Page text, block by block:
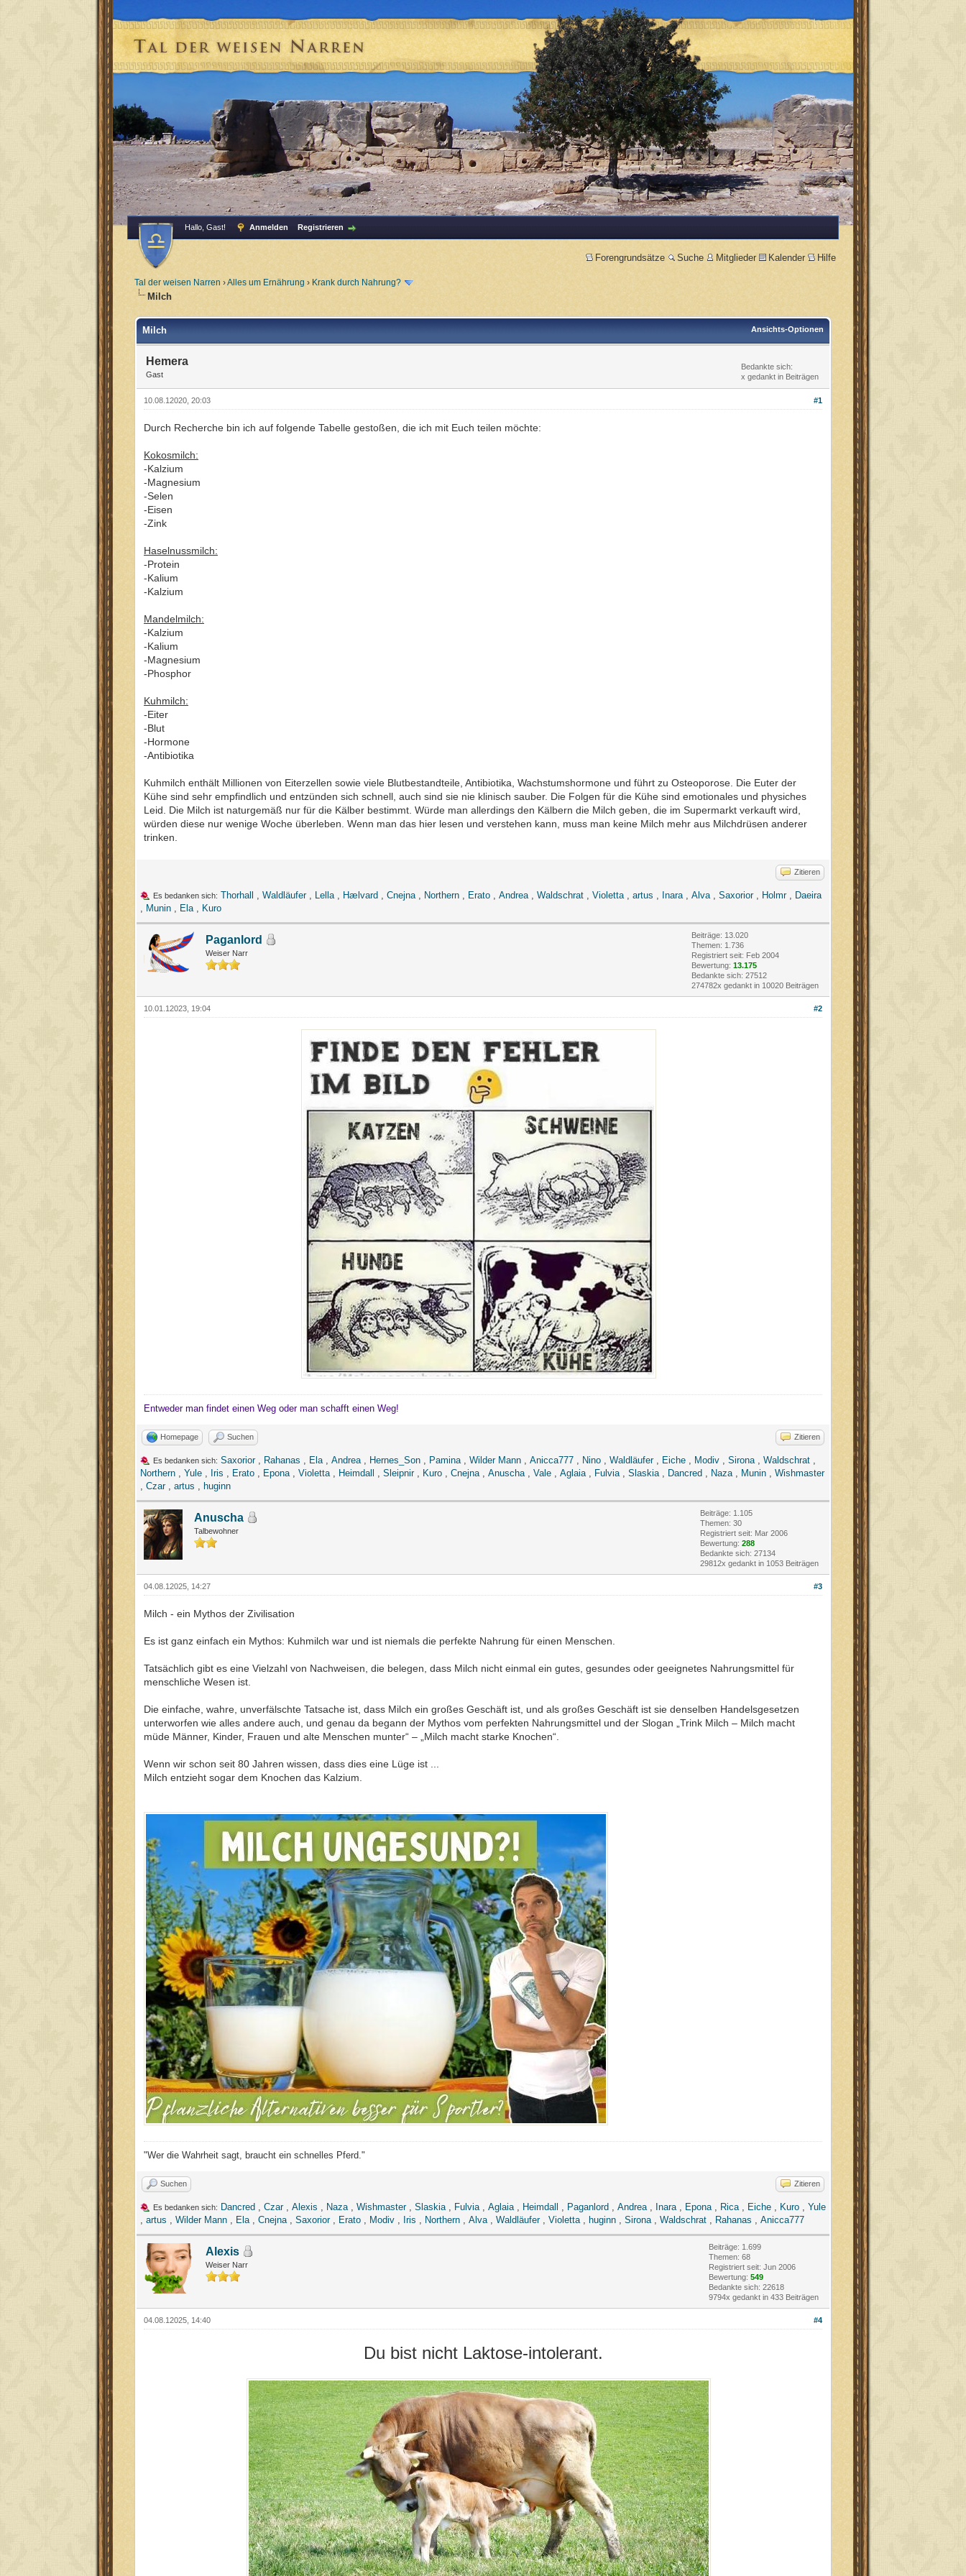
Hallo, Gast! Anmelden Registrieren
Forengrundsätze Suche Mitglieder Kalender Hilfe
Tal der weisen Narren ›Alles um Ernährung › Krank durch Nahrung?
Milch
Ansichts-Optionen
Milch
Hemera
Gast
Bedankte sich:
x gedankt in Beiträgen
#1
10.08.12020, 20:03
Durch Recherche bin ich auf folgende Tabelle gestoßen, die ich mit Euch teilen möchte:
Kokosmilch:
-Kalzium
-Magnesium
-Selen
-Eisen
-Zink
Haselnussmilch:
-Protein
-Kalium
-Kalzium
Mandelmilch:
-Kalzium
-Kalium
-Magnesium
-Phosphor
Kuhmilch:
-Eiter
-Blut
-Hormone
-Antibiotika
Kuhmilch enthält Millionen von Eiterzellen sowie viele Blutbestandteile, Antibiotika, Wachstumshormone und führt zu Osteoporose. Die Euter der
Kühe sind sehr empfindlich und entzünden sich schnell, auch sind sie nie klinisch sauber. Die Folgen für die Kühe sind emotionales und physiches
Leid. Die Milch ist naturgemäß nur für die Kälber bestimmt. Würde man allerdings den Kälbern die Milch geben, die im Supermarkt verkauft wird,
würden diese nur wenige Woche überleben. Wenn man das hier lesen und verstehen kann, muss man keine Milch mehr aus Milchdrüsen anderer
trinken.
Zitieren
Es bedanken sich: Thorhall Waldläufer, Lella Hælvard Cnejna Northern Erato Andrea Waldschrat Violetta artus Inara Alva Saxorior, Holmr,
Daeira
Munin Ela Kuro
Paganlord
Weiser Narr
Beiträge: 13.020
Themen: 1.736
Registriert seit: Feb 2004
Bewertung: 13.175
Bedankte sich: 27512
274782x gedankt in 10020 Beiträgen
#2
10.01.12023, 19:04
Entweder man findet einen Weg oder man schafft einen Weg!
Homepage Suchen Zitieren
Es bedanken sich: Saxorior, Rahanas Ela Andrea Hernes_Son Pamina Wilder Mann Anicca777 Nino Waldläufer, Eiche Modiv Sirona Waldschrat
Northern
Yule Iris Erato Epona Violetta Heimdall Sleipnir, Kuro Cnejna Anuscha Vale Aglaia Fulvia Slaskia Dancred Naza Munin
Wishmaster
Czar, artus huginn
Anuscha
Talbewohner
Beiträge: 1.105
Themen: 30
Registriert seit: Mar 2006
Bewertung: 288
Bedankte sich: 27134
29812x gedankt in 1053 Beiträgen
#3
04.08.12025, 14:27
Milch - ein Mythos der Zivilisation
Es ist ganz einfach ein Mythos: Kuhmilch war und ist niemals die perfekte Nahrung für einen Menschen.
Tatsächlich gibt es eine Vielzahl von Nachweisen, die belegen, dass Milch nicht einmal ein gutes, gesundes oder geeignetes Nahrungsmittel für
menschliche Wesen ist.
Die einfache, wahre, unverfälschte Tatsache ist, dass Milch ein großes Geschäft ist, und als großes Geschäft ist sie denselben Handelsgesetzen
unterworfen wie alles andere auch, und genau da begann der Mythos vom perfekten Nahrungsmittel und der Slogan „Trink Milch – Milch macht
müde Männer, Kinder, Frauen und alte Menschen munter“ – „Milch macht starke Knochen“.
Wenn wir schon seit 80 Jahren wissen, dass dies eine Lüge ist ...
Milch entzieht sogar dem Knochen das Kalzium.
"Wer die Wahrheit sagt, braucht ein schnelles Pferd."
Suchen Zitieren
Es bedanken sich: Dancred Czar, Alexis Naza Wishmaster, Slaskia Fulvia Aglaia Heimdall Paganlord Andrea Inara Epona Rica Eiche Kuro
Yule
artus Wilder Mann Ela Cnejna Saxorior, Erato Modiv Iris Northern Alva Waldläufer, Violetta huginn Sirona Waldschrat Rahanas Anicca777
Alexis
Weiser Narr
Beiträge: 1.699
Themen: 68
Registriert seit: Jun 2006
Bewertung: 549
Bedankte sich: 22618
9794x gedankt in 433 Beiträgen
#4
04.08.12025, 14:40
Du bist nicht Laktose-intolerant.